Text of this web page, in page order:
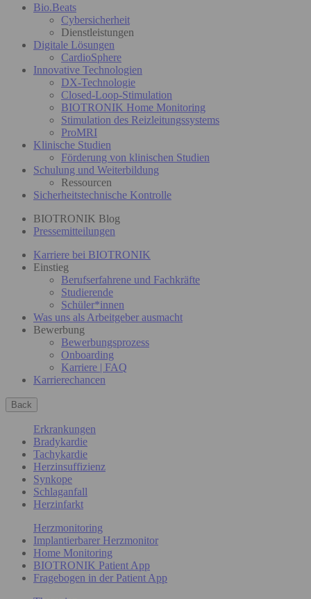
Bio.Beats
Cybersicherheit
Dienstleistungen
Digitale Lösungen
CardioSphere
Innovative Technologien
DX-Technologie
Closed-Loop-Stimulation
BIOTRONIK Home Monitoring
Stimulation des Reizleitungssystems
ProMRI
Klinische Studien
Förderung von klinischen Studien
Schulung und Weiterbildung
Ressourcen
Sicherheitstechnische Kontrolle
BIOTRONIK Blog
Pressemitteilungen
Karriere bei BIOTRONIK
Einstieg
Berufserfahrene und Fachkräfte
Studierende
Schüler*innen
Was uns als Arbeitgeber ausmacht
Bewerbung
Bewerbungsprozess
Onboarding
Karriere | FAQ
Karrierechancen
Back
Erkrankungen
Bradykardie
Tachykardie
Herzinsuffizienz
Synkope
Schlaganfall
Herzinfarkt
Herzmonitoring
Implantierbarer Herzmonitor
Home Monitoring
BIOTRONIK Patient App
Fragebogen in der Patient App